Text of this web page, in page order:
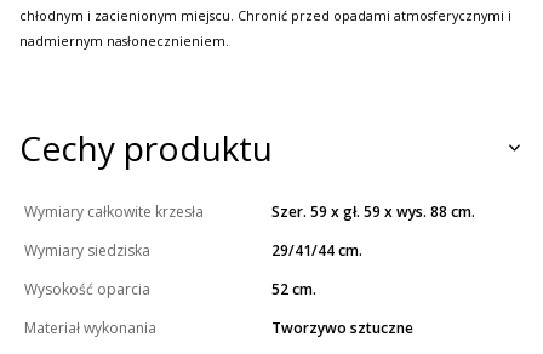
chłodnym i zacienionym miejscu. Chronić przed opadami atmosferycznymi i
nadmiernym nasłonecznieniem.
Cechy produktu
Wymiary całkowite krzesła
Szer. 59 x gł. 59 x wys. 88 cm.
Wymiary siedziska
29/41/44 cm.
Wysokość oparcia
52 cm.
Materiał wykonania
Tworzywo sztuczne